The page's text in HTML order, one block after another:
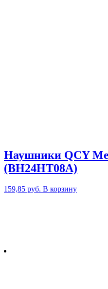
Наушники QCY
(BH24HT08A)
159,85 руб. В корзину